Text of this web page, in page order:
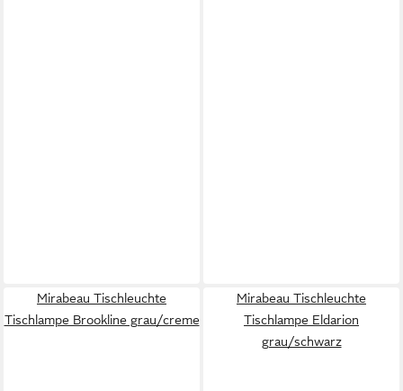
Mirabeau Tischleuchte
Tischlampe Brookline grau/creme
Mirabeau Tischleuchte
Tischlampe Eldarion
grau/schwarz